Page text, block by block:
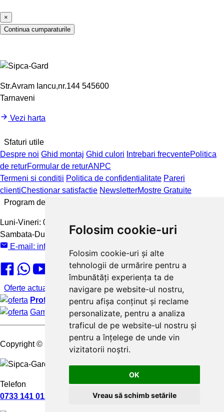
Folosim cookie-uri
Folosim cookie-uri și alte
tehnologii de urmărire pentru a
îmbunătăți experiența ta de
navigare pe website-ul nostru,
pentru afișa conținut și reclame
personalizate, pentru a analiza
traficul de pe website-ul nostru și
pentru a înțelege de unde vin
vizitatorii noștri.
OK
Vreau să schimb setările
×
Continua cumparaturile
Str.Avram Iancu,nr.144 545600
Tarnaveni
Vezi harta
Sfaturi utile
Despre noi Ghid montaj Ghid culori Intrebari frecventePolitica
de returFormular de returANPC
Termeni si conditii Politica de confidentialitate Pareri
clientiChestionar satisfactie NewsletterMostre Gratuite
Program de lucru
Luni-Vineri: 08:00 - 16:00
Sambata-Duminica:inchis
E-mail: info@sipca-gard.ro
Oferte actuale
Profita de ofertele noastre: de pana la 30% reducere
Gama variata de culori si finisaje
Copyright© 2025 Sipca-Gard.
Telefon
0733 141 012